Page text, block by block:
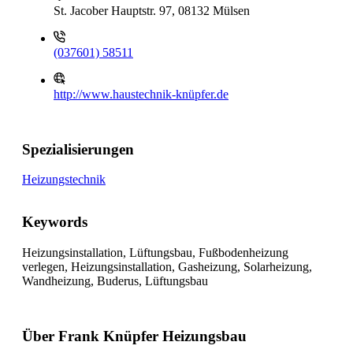
St. Jacober Hauptstr. 97, 08132 Mülsen
(037601) 58511
http://www.haustechnik-knüpfer.de
Spezialisierungen
Heizungstechnik
Keywords
Heizungsinstallation, Lüftungsbau, Fußbodenheizung
verlegen, Heizungsinstallation, Gasheizung, Solarheizung,
Wandheizung, Buderus, Lüftungsbau
Über Frank Knüpfer Heizungsbau